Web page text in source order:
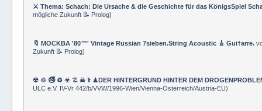
⚔ Thema: Schach: Die Ursache & die Geschichte für das KönigsSpiel
mögliche Zukunft 📝 Prolog)
🔖 MOCKBA '80™' Vintage Russian 7sieben.String Acoustic 🎸 Gui†arre.
Zukunft 📝 Prolog)
☢ ♲ 🚭 ♻ ☣ ☡ ☠ ⚕ ♟DER HINTERGRUND HINTER DEM
ULC e.V. IV-Vr 442/b/VVW/1996-Wien/Vienna-Österreich/Austria-EU)